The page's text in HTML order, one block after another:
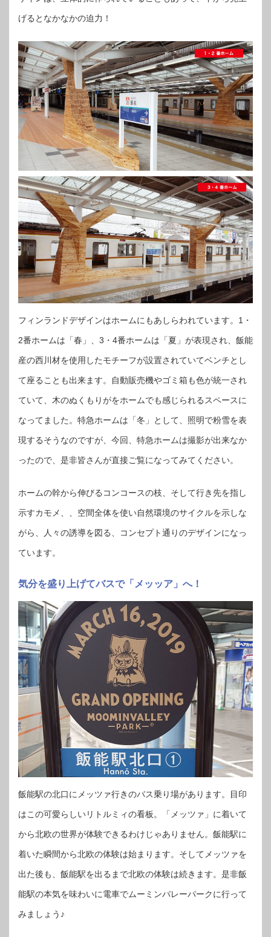
げるとなかなかの迫力！
フィンランドデザインはホームにもあしらわれています。1・
2番ホームは「春」、3・4番ホームは「夏」が表現され、飯能
産の西川材を使用したモチーフが設置されていてベンチとし
て座ることも出来ます。自動販売機やゴミ箱も色が統一され
ていて、木のぬくもりがをホームでも感じられるスペースに
なってました。特急ホームは「冬」として、照明で粉雪を表
現するそうなのですが、今回、特急ホームは撮影が出来なか
ったので、是非皆さんが直接ご覧になってみてください。
ホームの幹から伸びるコンコースの枝、そして行き先を指し
示すカモメ、、空間全体を使い自然環境のサイクルを示しな
がら、人々の誘導を図る、コンセプト通りのデザインになっ
ています。
気分を盛り上げてバスで「メッッア」へ！
飯能駅の北口にメッツァ行きのバス乗り場があります。目印
はこの可愛らしいリトルミィの看板。「メッツァ」に着いて
から北欧の世界が体験できるわけじゃありません。飯能駅に
着いた瞬間から北欧の体験は始まります。そしてメッツァを
出た後も、飯能駅を出るまで北欧の体験は続きます。是非飯
能駅の本気を味わいに電車でムーミンバレーパークに行って
みましょう♪